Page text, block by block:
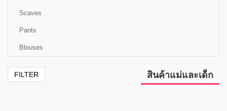
Scaves
Pants
Blouses
FILTER สินค้าแม่และเด็ก